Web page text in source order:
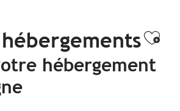
hébergement